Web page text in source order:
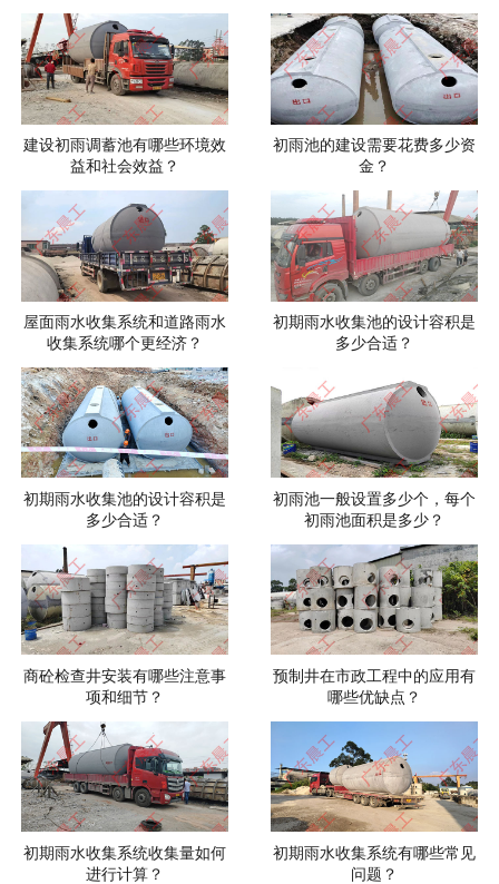
建设初雨调蓄池有哪些环境效
益和社会效益？
初雨池的建设需要花费多少资
金？
屋面雨水收集系统和道路雨水
收集系统哪个更经济？
初期雨水收集池的设计容积是
多少合适？
初期雨水收集池的设计容积是
多少合适？
初雨池一般设置多少个，每个
初雨池面积是多少？
商砼检查井安装有哪些注意事
项和细节？
预制井在市政工程中的应用有
哪些优缺点？
初期雨水收集系统收集量如何
进行计算？
初期雨水收集系统有哪些常见
问题？